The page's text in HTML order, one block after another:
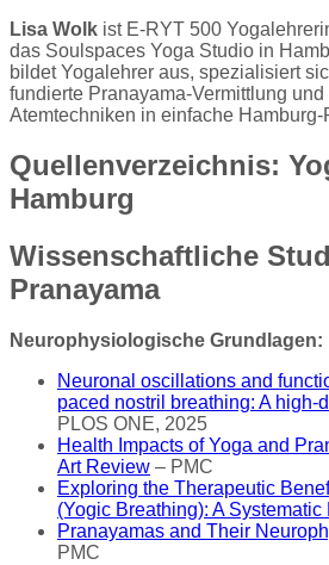
Lisa Wolk ist E-RYT 500
das Soulspaces Yoga Studio in
bildet Yogalehrer aus, spezialisiert
fundierte Pranayama-Vermittlung
Atemtechniken in einfache
Quellenverzeichnis:
Hamburg
Wissenschaftliche
Pranayama
Neurophysiologische Grundlagen:
Neuronal oscillations and
paced nostril breathing: A high-
PLOS ONE, 2025
Health Impacts of Yoga and
Art Review – PMC
Exploring the Therapeutic
(Yogic Breathing): A Systematic
Pranayamas and Their
PMC